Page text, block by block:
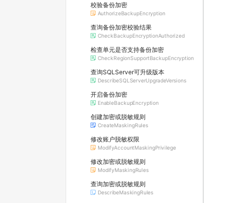
校验备份加密
AuthorizeBackupEncryption
查询备份加密校验结果
CheckBackupEncryptionAuthorized
检查单元是否支持备份加密
CheckRegionSupportBackupEncryption
查询SQLServer可升级版本
DescribeSQLServerUpgradeVersions
开启备份加密
EnableBackupEncryption
创建加密或脱敏规则
CreateMaskingRules
修改账户脱敏权限
ModifyAccountMaskingPrivilege
修改加密或脱敏规则
ModifyMaskingRules
查询加密或脱敏规则
DescribeMaskingRules